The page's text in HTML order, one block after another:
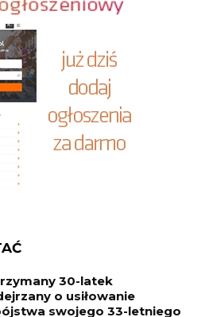
30-latek
o usiłowanie
swojego 33-letniego